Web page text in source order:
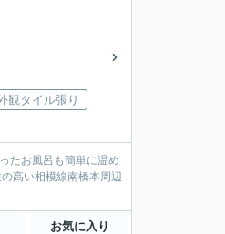
観タイル張り
たお風呂も簡単に温め
高い相模線南橋本周辺
お気に入り